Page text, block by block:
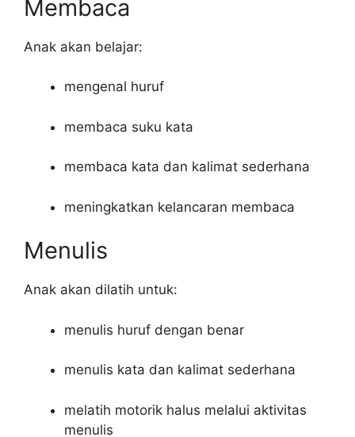
Membaca
Anak akan belajar:
mengenal huruf
membaca suku kata
membaca kata dan kalimat sederhana
meningkatkan kelancaran membaca
Menulis
Anak akan dilatih untuk:
menulis huruf dengan benar
menulis kata dan kalimat sederhana
melatih motorik halus melalui aktivitas
menulis